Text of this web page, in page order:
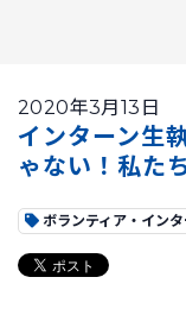
2020年3月13日
インターン生
ゃない！私た
ボランティア・イン